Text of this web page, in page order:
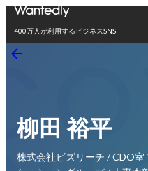
400万人が利用するビジネスSNS
柳田 裕平
株式会社ビズリーチ / CDO室